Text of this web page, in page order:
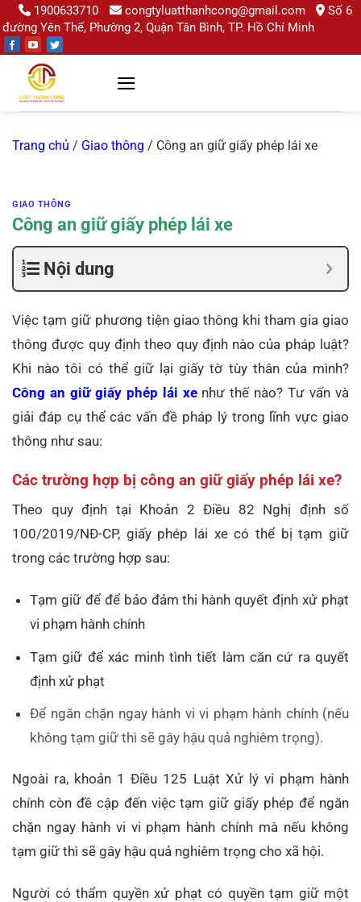
Chuyển
đến
nội
1900633710 congtyluatthanhcong@gmail.com
Số 6
đường Yên Thế, Phường 2, Quận Tân Bình, TP. Hồ Chí Minh
Trang chủ / Giao thông / Công an giữ giấy phép lái xe
GIAO THÔNG
Công an giữ giấy phép lái xe
Nội dung
Việc tạm giữ phương tiện giao thông khi tham gia giao
thông được quy định theo quy định nào của pháp luật?
Khi nào tôi có thể giữ lại giấy tờ tùy thân của mình?
Công an giữ giấy phép lái xenhư thế nào? Tư vấn và
giải đáp cụ thể các vấn đề pháp lý trong lĩnh vực giao
thông như sau:
Các trường hợp bị công an giữ giấy phép lái xe?
Theo quy định tại Khoản 2 Điều 82 Nghị định số
100/2019/NĐ-CP, giấy phép lái xe có thể bị tạm giữ
trong các trường hợp sau:
Tạm giữ để để bảo đảm thi hành quyết định xử phạt
vi phạm hành chính
Tạm giữ để xác minh tình tiết làm căn cứ ra quyết
định xử phạt
Để ngăn chặn ngay hành vi vi phạm hành chính (nếu
không tạm giữ thì sẽ gây hậu quả nghiêm trọng).
Ngoài ra, khoản 1 Điều 125 Luật Xử lý vi phạm hành
chính còn đề cập đến việc tạm giữ giấy phép để ngăn
chặn ngay hành vi vi phạm hành chính mà nếu không
tạm giữ thì sẽ gây hậu quả nghiêm trọng cho xã hội.
Người có thẩm quyền xử phạt có quyền tạm giữ một